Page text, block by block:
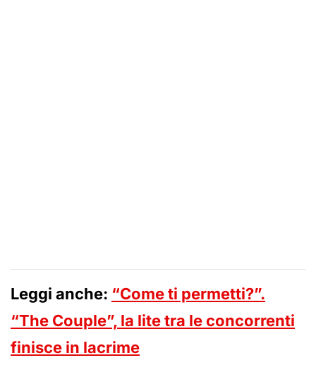
Leggi anche: “Come ti permetti?”.
“The Couple”, la lite tra le concorrenti
finisce in lacrime